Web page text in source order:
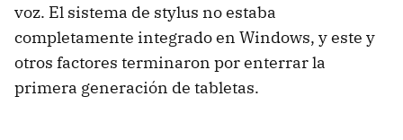
voz. El sistema de stylus no estaba
completamente integrado en Windows, y este y
otros factores terminaron por enterrar la
primera generación de tabletas.